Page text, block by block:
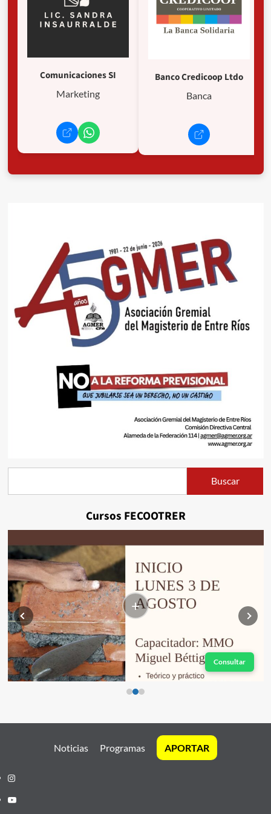
Comunicaciones SI
Marketing
Banco Credicoop Ltdo
Banca
Buscar
Cursos FECOOTRER
+
Consultar
Noticias Programas APORTAR
Instagram
Youtube